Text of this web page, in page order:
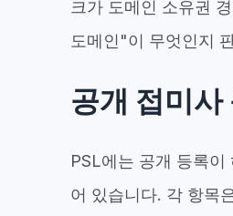
크가 도메인 소유권
도메인"이 무엇인지
공개 접미사
PSL에는 공개 등록
어 있습니다. 각 항목